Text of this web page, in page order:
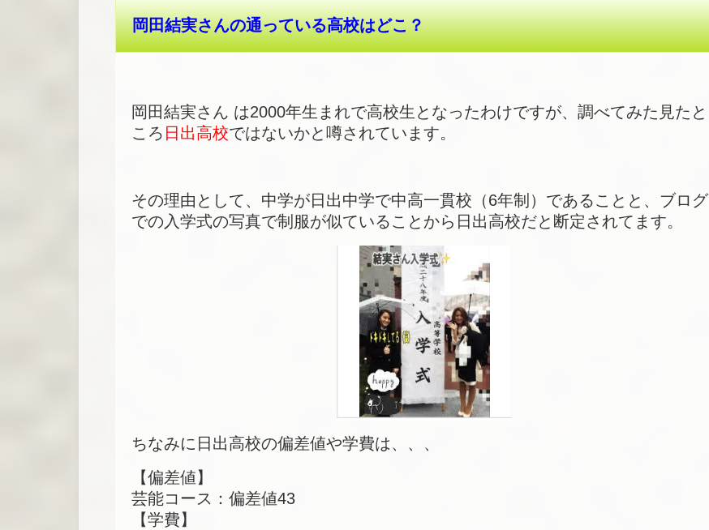
岡田結実さんの通っている高校はどこ？
岡田結実さん は2000年生まれで高校生となったわけですが、調べてみた見たと
ころ 日出高校ではないかと噂されています。
その理由として、中学が日出中学で中高一貫校（6年制）であることと、ブログ
での入学式の写真で制服が似ていることから日出高校だと断定されてます。
ちなみに日出高校の偏差値や学費は、、、
【偏差値】
芸能コース：偏差値43
【学費】